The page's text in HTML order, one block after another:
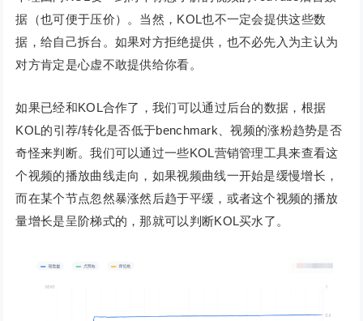
据（也可便于压价）。当然，KOL也不一定会提供这些数
据，给自己拆台。如果对方拒绝提供，也不必先入为主认为
对方肯定是心虚不敢提供给你看。
如果已经和KOL合作了，我们可以通过后台的数据，根据
KOL的引荐/转化是否低于benchmark、视频的涨粉趋势是否
奇怪来判断。我们可以通过一些KOL营销管理工具来查看这
个视频的播放曲线走向，如果视频曲线一开始是缓慢增长，
而在某个节点忽然暴涨然后趋于平缓，或者这个视频的播放
量增长是呈阶梯式的，那就可以判断KOL买水了。